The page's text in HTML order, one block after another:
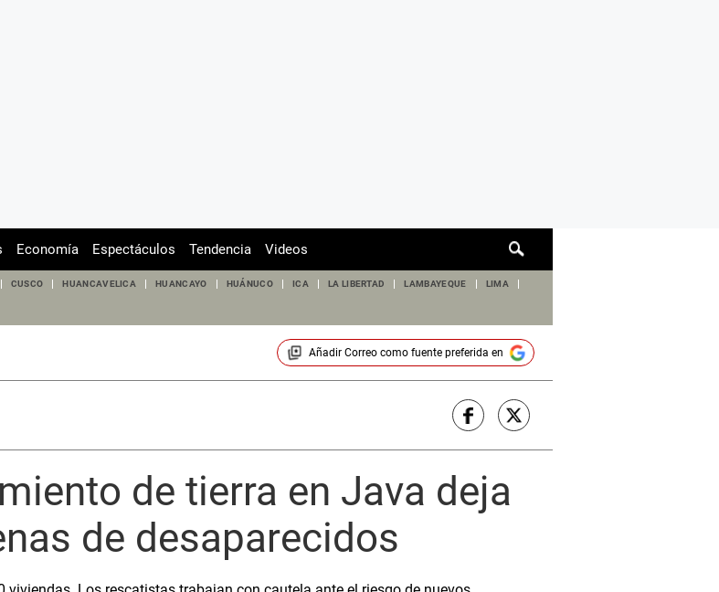
de
Economía Espectáculos Tendencia Videos
CUSCO HUANCAVELICA HUANCAYO HUÁNUCO ICA LA LIBERTAD LAMBAYEQUE LIMA
Añadir Correocomo fuente preferida en
de tierra en Java deja
de desaparecidos